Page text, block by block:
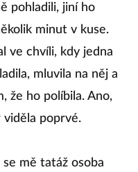
pohladili, jiní ho
minut v kuse.
ve chvíli, kdy jedna
mluvila na něj a
že ho políbila. Ano,
poprvé.
mě tatáž osoba